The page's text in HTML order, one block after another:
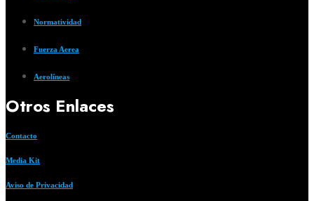
Normatividad
Fuerza Aerea
Aerolíneas
Otros Enlaces
Contacto
Media Kit
Aviso de Privacidad